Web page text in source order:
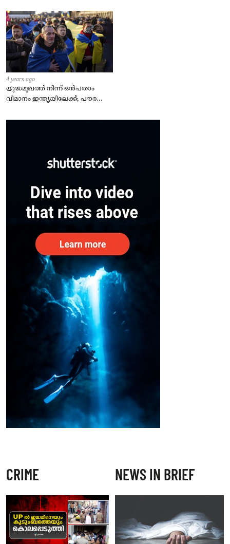
4 years ago
യുദ്ധമുഖത്ത് നിന്ന് ഒൻപതാം
വിമാനം ഇന്ത്യയിലേക്ക്; പൗരന്മാർ
– കേന്ദ്രം
CRIME NEWS IN BRIEF